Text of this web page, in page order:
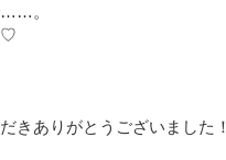
……。
♡
きありがとうございました！